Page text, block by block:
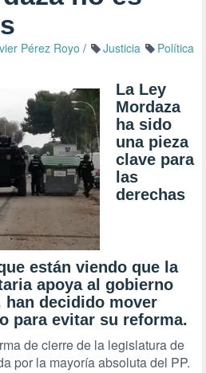
Pérez Royo / Justicia
Política
La Ley
Mordaza
ha sido
una pieza
clave para
las
derechas
están viendo que la
apoya al gobierno
han decidido mover
para evitar su reforma.
de cierre de la legislatura de
por la mayoría absoluta del PP.